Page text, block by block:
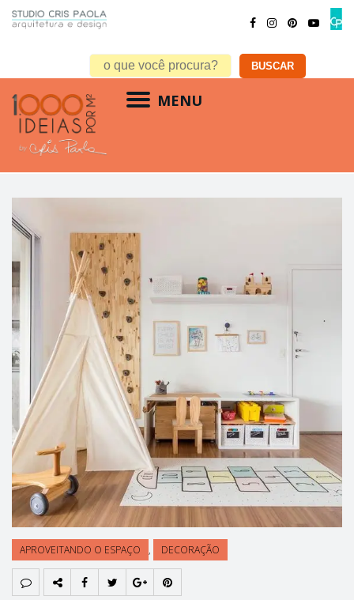
MENU
APROVEITANDO O ESPAÇO , DECORAÇÃO